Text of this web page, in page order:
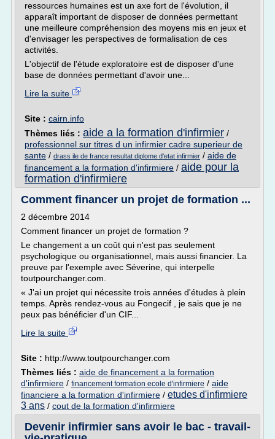
ressources humaines est un axe fort de l'évolution, il
apparaît important de disposer de données permettant
une meilleure compréhension des moyens mis en jeux et
d'envisager les perspectives de formalisation de ces
activités.
L'objectif de l'étude exploratoire est de disposer d'une
base de données permettant d'avoir une...
Lire la suite
Site : cairn.info
Thèmes liés : aide a la formation d'infirmier /
professionnel sur titres d un infirmier cadre superieur de
sante / drass ile de france resultat diplome d'etat infirmier / aide de
financement a la formation d'infirmiere / aide pour la
formation d'infirmiere
Comment financer un projet de formation ...
2 décembre 2014
Comment financer un projet de formation ?
Le changement a un coût qui n'est pas seulement
psychologique ou organisationnel, mais aussi financier. La
preuve par l'exemple avec Séverine, qui interpelle
toutpourchanger.com.
« J'ai un projet qui nécessite trois années d'études à plein
temps. Après rendez-vous au Fongecif , je sais que je ne
peux pas bénéficier d'un CIF...
Lire la suite
Site : http://www.toutpourchanger.com
Thèmes liés : aide de financement a la formation
d'infirmiere / financement formation ecole d'infirmiere / aide
financiere a la formation d'infirmiere / etudes d'infirmiere
3 ans / cout de la formation d'infirmiere
Devenir infirmier sans avoir le bac - travail-